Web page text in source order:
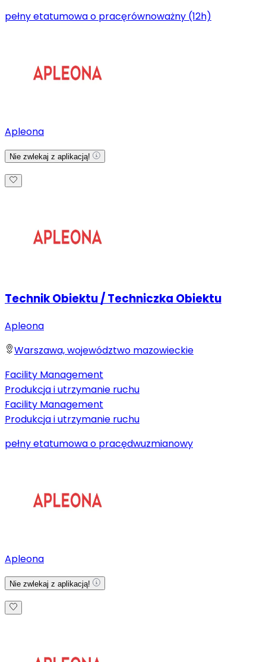
pełny etatumowa o pracęrównoważny (12h)
Apleona
Nie zwlekaj z aplikacją!
Technik Obiektu / Techniczka Obiektu
Apleona
Warszawa, województwo mazowieckie
Facility Management
Produkcja i utrzymanie ruchu
Facility Management
Produkcja i utrzymanie ruchu
pełny etatumowa o pracędwuzmianowy
Apleona
Nie zwlekaj z aplikacją!